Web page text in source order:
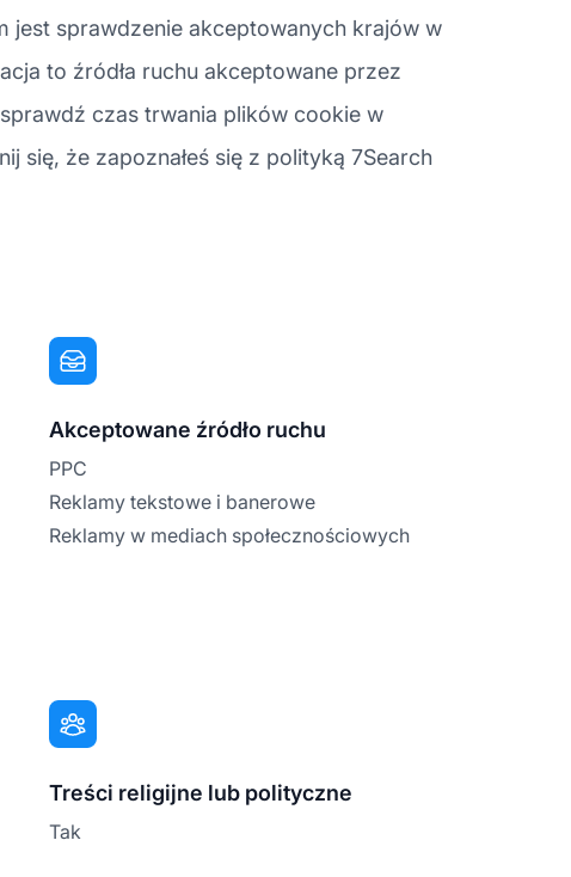
jest sprawdzenie akceptowanych krajów w
to źródła ruchu akceptowane przez
czas trwania plików cookie w
się, że zapoznałeś się z polityką 7Search
Akceptowane źródło ruchu
PPC
Reklamy tekstowe i banerowe
Reklamy w mediach społecznościowych
Treści religijne lub polityczne
Tak